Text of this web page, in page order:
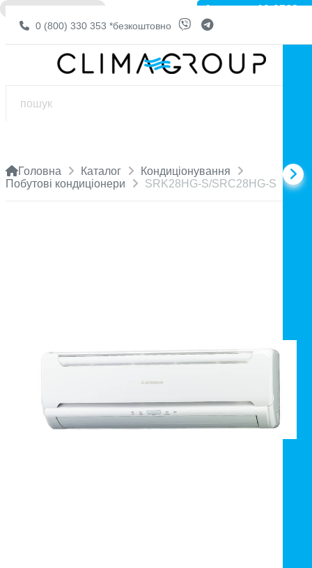
0 (800) 330 353 *безкоштовно
Головна Каталог
Кондиціонування
Побутові кондиціонери
SRK28HG-S/SRС28HG-S
Артикул: 10-0568
❌ НЕМА В НАЯВНОСТІ